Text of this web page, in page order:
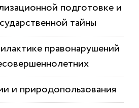
подготовке и
тайны
правонарушений
и природопользования